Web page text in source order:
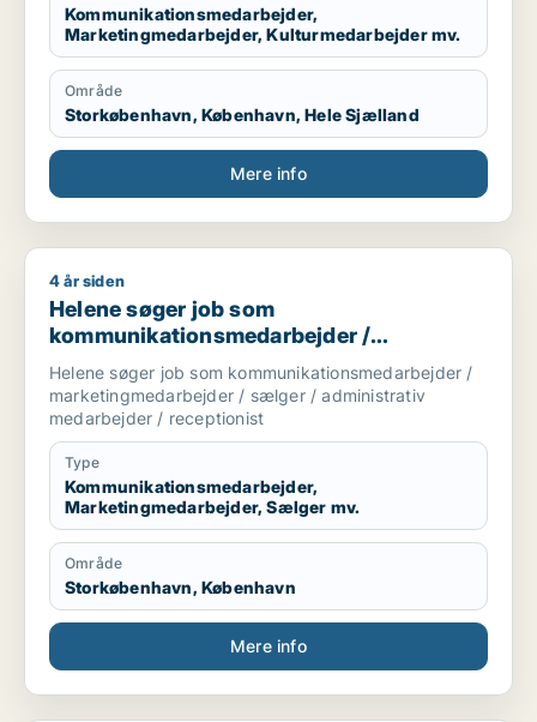
Kommunikationsmedarbejder,
Marketingmedarbejder, Kulturmedarbejder mv.
Område
Storkøbenhavn, København, Hele Sjælland
Mere info
Helene søger job som kommunikationsmedarbejder /
4 år siden
Helene søger job som
kommunikationsmedarbejder /
marketingmedarbejder / sælger /
administrativ medarbejder / receptionist
Helene søger job som kommunikationsmedarbejder /
marketingmedarbejder / sælger / administrativ
medarbejder / receptionist
Type
Kommunikationsmedarbejder,
Marketingmedarbejder, Sælger mv.
Område
Storkøbenhavn, København
Mere info